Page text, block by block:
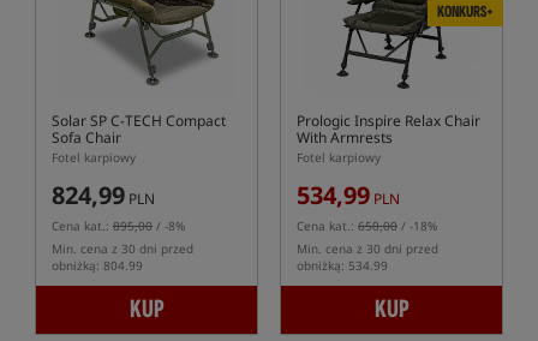
Solar SP C-TECH Compact
Sofa Chair
Fotel karpiowy
824,99 PLN
Cena kat.: 895,00 / -8%
Min. cena z 30 dni przed
obniżką: 804.99
KUP
KONKURS+
Prologic Inspire Relax Chair
With Armrests
Fotel karpiowy
534,99 PLN
Cena kat.: 650,00 / -18%
Min. cena z 30 dni przed
obniżką: 534.99
KUP